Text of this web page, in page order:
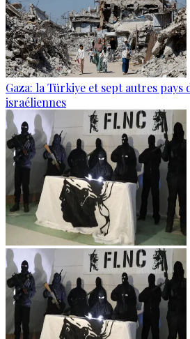
Gaza: la Türkiye et sept autres pays
israéliennes